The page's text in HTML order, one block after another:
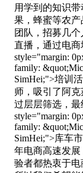
用学到的知识
果，蜂蜜等农
团队，招募几
直播，通过电商
style="margin:
family:
SimHei;">培训
师，吸引了阿
过层层筛选，最
style="margin:
family:
SimHei;">库车
年电商高速发
验者都热衷于电